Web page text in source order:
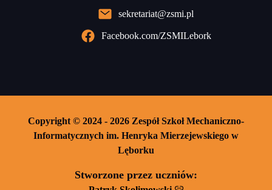
sekretariat@zsmi.pl
Facebook.com/ZSMILebork
Copyright © 2024 - 2026 Zespół Szkoł Mechaniczno-
Informatycznych im. Henryka Mierzejewskiego w
Lęborku
Stworzone przez uczniów: